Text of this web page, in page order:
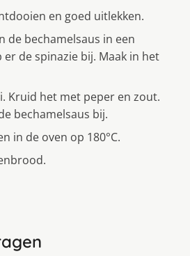
en goed uitlekken.
de bechamelsaus in een
er de spinazie bij. Maak in het
Kruid het met peper en zout.
bechamelsaus bij.
in de oven op 180°C.